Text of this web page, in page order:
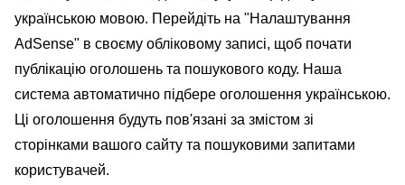
українською мовою. Перейдіть на "Налаштування
AdSense" в своєму обліковому записі, щоб почати
публікацію оголошень та пошукового коду. Наша
система автоматично підбере оголошення українською.
Ці оголошення будуть пов'язані за змістом зі
сторінками вашого сайту та пошуковими запитами
користувачей.